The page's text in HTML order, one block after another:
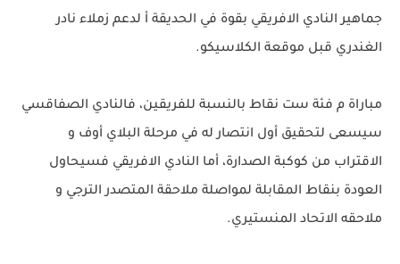
جماهير النادي الافريقي بقوة في الحديقة أ لدعم زملاء نادر
الغندري قبل موقعة الكلاسيكو.
مباراة م فئة ست نقاط بالنسبة للفريقين، فالنادي الصفاقسي
سيسعى لتحقيق أول انتصار له في مرحلة البلاي أوف و
الاقتراب من كوكبة الصدارة، أما النادي الافريقي فسيحاول
العودة بنقاط المقابلة لمواصلة ملاحقة المتصدر الترجي و
ملاحقه الاتحاد المنستيري.